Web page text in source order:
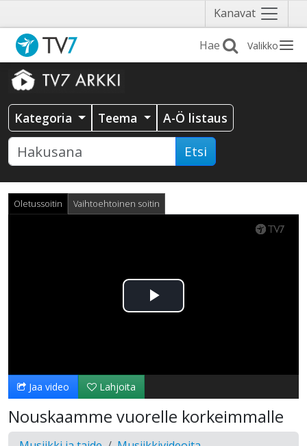
Kanavat Näytä
valikko
Valikko
Kategoria Teema A-Ö listaus
Etsi
Oletussoitin Vaihtoehtoinen soitin
Toista
Jaa video Lahjoita
Nouskaamme vuorelle korkeimmalle